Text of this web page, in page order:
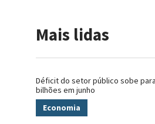
Mais lidas
Déficit do setor público sobe
bilhões em junho
Economia